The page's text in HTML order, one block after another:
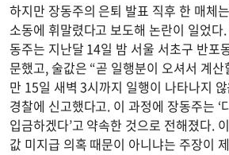
하지만 장동주의 은퇴 발표 직후 한 매체
소동에 휘말렸다고 보도해 논란이 일었다
동주는 지난달 14일 밤 서울 서초구 반포
문했고, 술값은 “곧 일행분이 오셔서 계
만 15일 새벽 3시까지 일행이 나타나지
경찰에 신고했다고. 이 과정에 장동주는 ‘
입금하겠다’고 약속한 것으로 전해졌다.
값 미지급 의혹 때문이 아니냐는 주장이